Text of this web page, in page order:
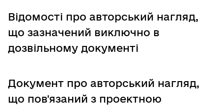
Відомості про авторський нагляд,
що зазначений виключно в
дозвільному документі
Документ про авторський нагляд,
що пов'язаний з проектною